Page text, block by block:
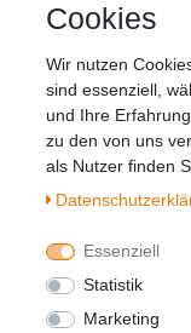
Honig
Hiermit
Cookies
Wir nutzen
sind essenziell,
und Ihre
zu den von uns
als Nutzer finden
Essenziell
Statistik
Marketing